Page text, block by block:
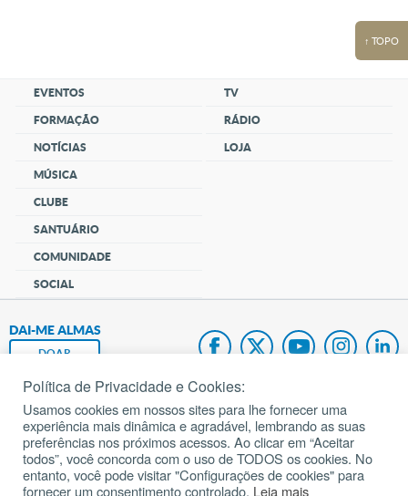
↑ TOPO
EVENTOS
FORMAÇÃO
NOTÍCIAS
MÚSICA
CLUBE
SANTUÁRIO
COMUNIDADE
SOCIAL
TV
RÁDIO
LOJA
DAI-ME ALMAS
DOAR
Fundação João Paulo II
Pedido de Oração
Mapa do site
Política de Privacidade e Cookies:
Usamos cookies em nossos sites para lhe fornecer uma
experiência mais dinâmica e agradável, lembrando as suas
preferências nos próximos acessos. Ao clicar em “Aceitar
todos”, você concorda com o uso de TODOS os cookies. No
entanto, você pode visitar "Configurações de cookies" para
fornecer um consentimento controlado. Leia mais